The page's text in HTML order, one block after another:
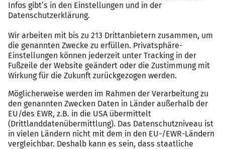
Gehaltsrahmen: 45.000 bis 50.000 EUR/Jahr
Amadeus Fire ist Ihr spezialisierter
Personaldienstleister im kaufmännischen und IT-
Bereich. An über 20 Standorten bundesweit finden
täglich Fach- und Führungskräfte mit unserer Hilfe eine
neue berufliche Herausforderung.
Ihre Vorteile in der Zusammenarbeit
mit Amadeus Fire:
Ohne Anschreiben einfach bewerben